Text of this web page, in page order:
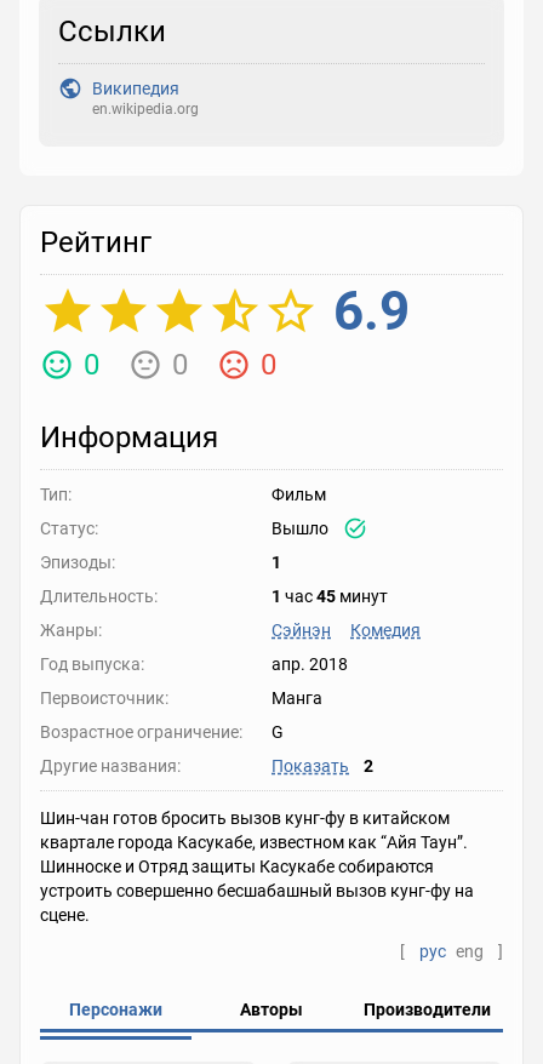
Ссылки
Википедия
en.wikipedia.org
Рейтинг
6.9
0 0 0
Информация
Тип:
Фильм
Статус:
Вышло
Эпизоды:
1
Длительность:
1 час45 минут
Жанры:
Сэйнэн
Комедия
Год выпуска:
апр. 2018
Первоисточник:
Манга
Возрастное ограничение:
G
Другие названия:
Показать 2
Шин-чан готов бросить вызов кунг-фу в китайском
квартале города Касукабе, известном как “Айя Таун”.
Шинноске и Отряд защиты Касукабе собираются
устроить совершенно бесшабашный вызов кунг-фу на
сцене.
[
рус eng ]
Персонажи Авторы Производители